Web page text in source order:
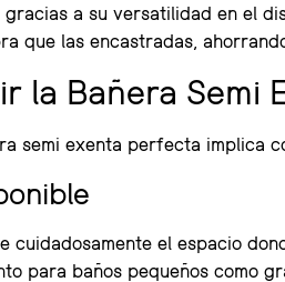
gracias a su versatilidad en el
que las encastradas,
la Bañera Semi
semi exenta perfecta implica
cuidadosamente el espacio
para baños pequeños como